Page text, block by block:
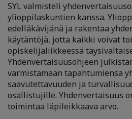
SYL valmisteli
ylioppilaskuntien kanssa.
edelläkävijänä ja rakentaa
käytäntöjä, jotta kaikki voivat
opiskelijaliikkeessä
Yhdenvertaisuusohjeen
varmistamaan tapahtumiensa
saavutettavuuden ja
osallistujille. Yhdenvertaisuus
toimintaa läpileikkaava arvo.